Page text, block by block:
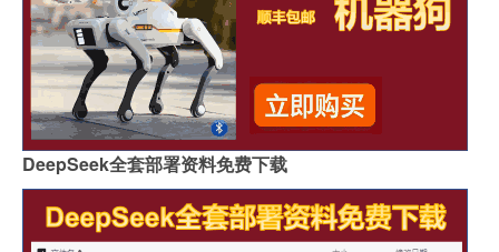
DeepSeek全套部署资料免费下载